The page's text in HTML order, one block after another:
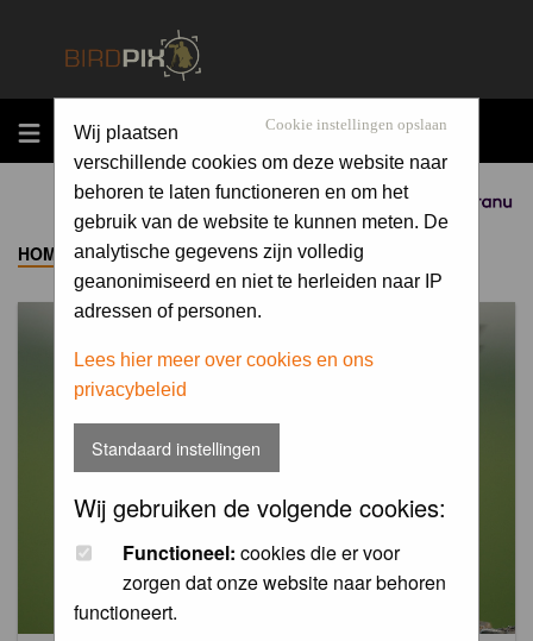
MENU
Sponsored by
Cookie instellingen opslaan
Wij plaatsen
verschillende cookies om deze website naar
behoren te laten functioneren en om het
gebruik van de website te kunnen meten. De
analytische gegevens zijn volledig
geanonimiseerd en niet te herleiden naar IP
adressen of personen.
Lees hier meer over cookies en ons
privacybeleid
Standaard instellingen
Wij gebruiken de volgende cookies:
Functioneel: cookies die er voor
zorgen dat onze website naar behoren
functioneert.
HOME ->ALBUM